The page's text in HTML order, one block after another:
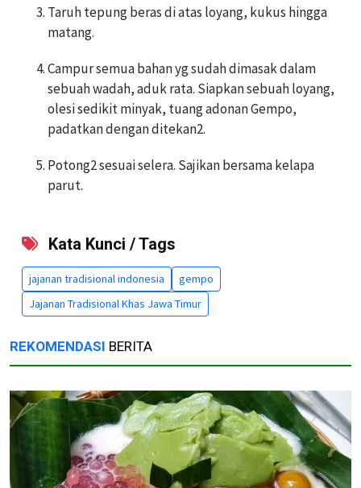
Taruh tepung beras di atas loyang, kukus hingga
matang.
Campur semua bahan yg sudah dimasak dalam
sebuah wadah, aduk rata. Siapkan sebuah loyang,
olesi sedikit minyak, tuang adonan Gempo,
padatkan dengan ditekan2.
Potong2 sesuai selera. Sajikan bersama kelapa
parut.
Kata Kunci / Tags
jajanan tradisional indonesia
gempo
Jajanan Tradisional Khas Jawa Timur
REKOMENDASI BERITA